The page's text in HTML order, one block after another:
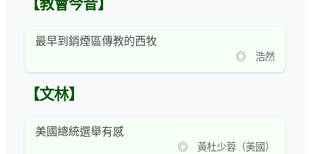
【教會今昔】
最早到銷煙區傳教的西牧
◎ 浩然
【文林】
美國總統選舉有感
◎ 黃杜少蓉（美國）